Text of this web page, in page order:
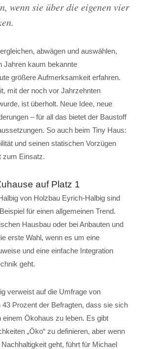
wenn sie über die eigenen vier
abwägen und auswählen,
Jahren kaum bekannte
größere Aufmerksamkeit erfahren.
mit der noch vor Jahrzehnten
ist überholt. Neue Idee, neue
– für all das bietet der Baustoff
So auch beim Tiny Haus:
und seinen statischen Vorzügen
zum Einsatz.
auf Platz 1
von Holzbau Eyrich-Halbig sind
für einen allgemeinen Trend.
Hausbau oder bei Anbauten und
erste Wahl, wenn es um eine
und eine einfache Integration
geht.
verweist auf die Umfrage von
43 Prozent der Befragten, dass sie sich
einem Ökohaus zu leben. Es gibt
„Öko“ zu definieren, aber wenn
geht, führt für Michael